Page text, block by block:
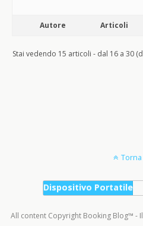
Autore Articoli
Stai vedendo 15 articoli - dal 16 a 30
Dispositivo Portatile
All content Copyright Booking Blog™ -